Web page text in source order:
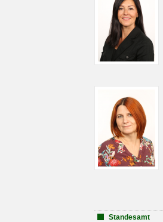
Standesamt